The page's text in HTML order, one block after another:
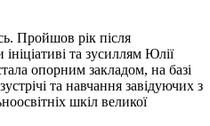
Пройшов рік після
та зусиллям Юлії
опорним закладом, на базі
та навчання завідуючих з
шкіл великої